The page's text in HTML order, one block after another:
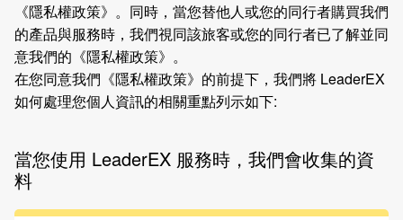
《隱私權政策》。同時，當您替他人或您的同行者購買我們
的產品與服務時，我們視同該旅客或您的同行者已了解並同
意我們的《隱私權政策》。
在您同意我們《隱私權政策》的前提下，我們將 LeaderEX
如何處理您個人資訊的相關重點列示如下:
當您使用 LeaderEX 服務時，我們會收集的資
料